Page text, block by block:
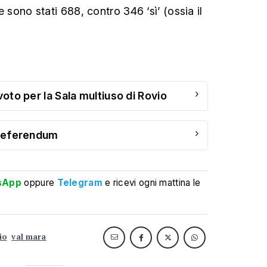
sono stati 688, contro 346 ‘sì’ (ossia il
per la Sala multiuso di Rovio ›
›
oppure Telegram e ricevi ogni mattina le
val mara